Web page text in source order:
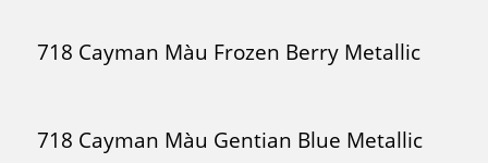
718 Cayman Màu Frozen Berry Metallic
718 Cayman Màu Gentian Blue Metallic